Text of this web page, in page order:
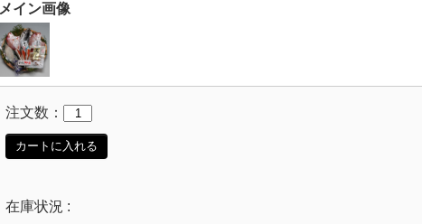
メイン画像
注文数：
カートに入れる
在庫状況 :